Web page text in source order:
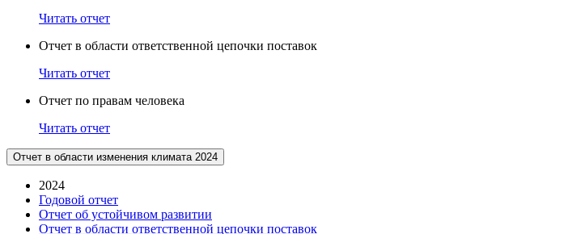
Читать отчет
Отчет в области ответственной цепочки поставок
Читать отчет
Отчет по правам человека
Читать отчет
Отчет в области изменения климата 2024
2024
Годовой отчет
Отчет об устойчивом развитии
Отчет в области ответственной цепочки поставок